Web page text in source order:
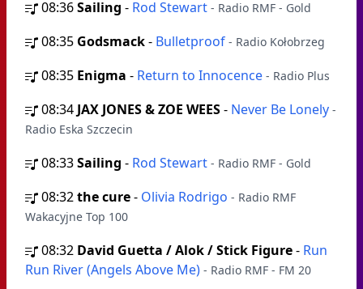
08:36Sailing - Rod Stewart - Radio RMF - Gold
08:35 Godsmack- Bulletproof - Radio Kołobrzeg
08:35 Enigma - Return to Innocence - Radio Plus
08:34 JAX JONES & ZOE WEES- Never Be Lonely -
Radio Eska Szczecin
08:33Sailing - Rod Stewart - Radio RMF - Gold
08:32the cure- Olivia Rodrigo - Radio RMF
Wakacyjne Top 100
08:32 David Guetta / Alok / Stick Figure- Run
Run River (Angels Above Me) - Radio RMF - FM 20